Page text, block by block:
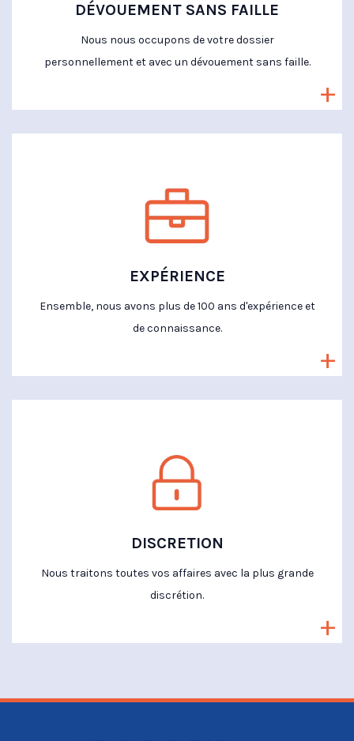
DÉVOUEMENT SANS FAILLE
Nous nous occupons de votre dossier
personnellement et avec un dévouement sans faille.
EXPÉRIENCE
Ensemble, nous avons plus de 100 ans d'expérience et
de connaissance.
DISCRETION
Nous traitons toutes vos affaires avec la plus grande
discrétion.